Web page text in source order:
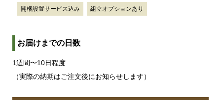
開梱設置サービス込み 組立オプションあり
お届けまでの日数
1週間〜10日程度
（実際の納期はご注文後にお知らせします）